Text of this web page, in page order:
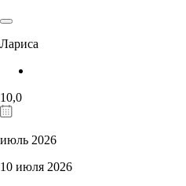
Лариса
10,0
июль 2026
10 июля 2026